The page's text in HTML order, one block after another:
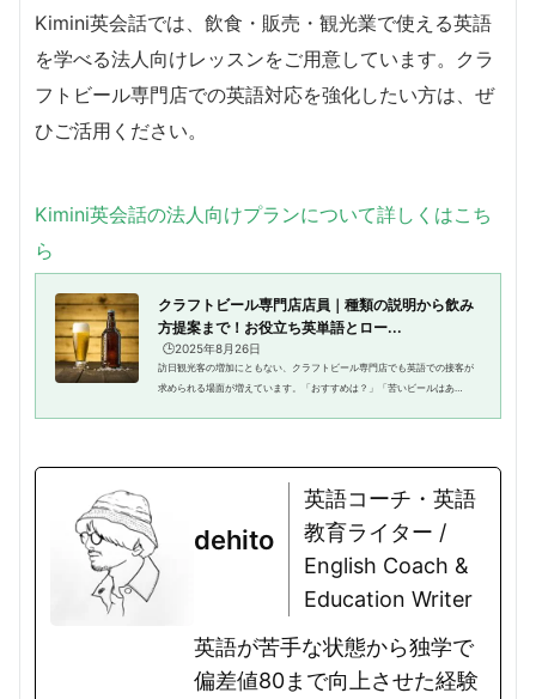
Kimini英会話では、飲食・販売・観光業で使える英語
を学べる法人向けレッスンをご用意しています。クラ
フトビール専門店での英語対応を強化したい方は、ぜ
ひご活用ください。
Kimini英会話の法人向けプランについて詳しくはこち
ら
クラフトビール専門店店員｜種類の説明から飲み
方提案まで！お役立ち英単語とロー...
🕒️2025年8月26日
訪日観光客の増加にともない、クラフトビール専門店でも英語での接客が
求められる場面が増えています。「おすすめは？」「苦いビールはあ
dehito
英語コーチ・英語
教育ライター /
English Coach &
Education Writer
英語が苦手な状態から独学で
偏差値80まで向上させた経験